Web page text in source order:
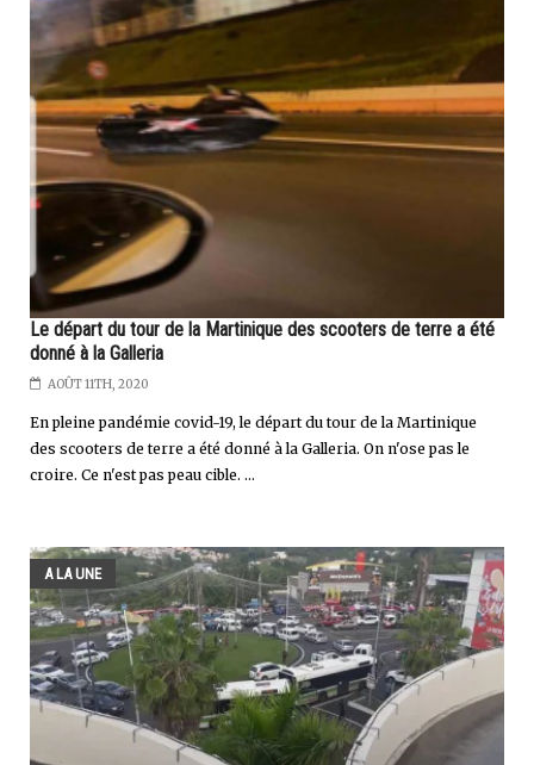
Le départ du tour de la Martinique des scooters de terre a été
donné à la Galleria
AOÛT 11TH, 2020
En pleine pandémie covid-19, le départ du tour de la Martinique
des scooters de terre a été donné à la Galleria. On n'ose pas le
croire. Ce n'est pas peau cible. ...
A LA UNE